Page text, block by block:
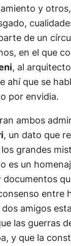
y
de un
en el que
, al arquitecto
ahí que se
por envidia.
ambos
, un dato que
grandes
es un
documentos
entre
amigos
las guerras
y que la